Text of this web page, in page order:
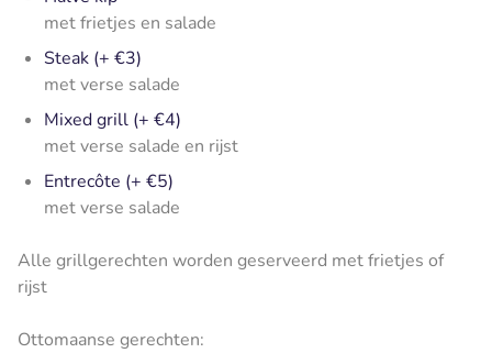
met frietjes en salade
Steak (+ €3)
met verse salade
Mixed grill (+ €4)
met verse salade en rijst
Entrecôte (+ €5)
met verse salade
Alle grillgerechten worden geserveerd met frietjes of
rijst
Ottomaanse gerechten: